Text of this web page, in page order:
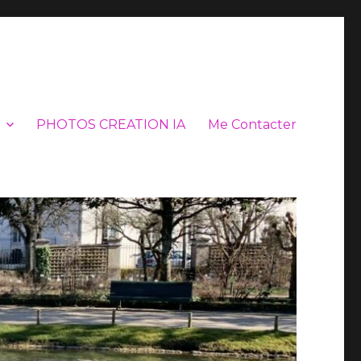
PHOTOS CREATION IA Me Contacter